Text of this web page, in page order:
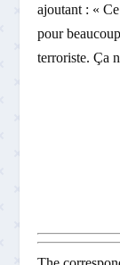
ajoutant : «
pour
terroriste. Ça